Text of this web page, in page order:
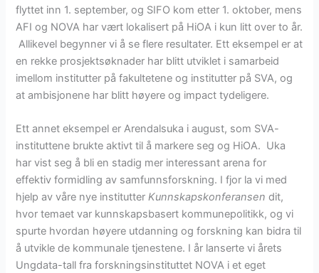
flyttet inn 1. september, og SIFO kom etter 1. oktober, mens
AFI og NOVA har vært lokalisert på HiOA i kun litt over to år.
Allikevel begynner vi å se flere resultater. Ett eksempel er at
en rekke prosjektsøknader har blitt utviklet i samarbeid
imellom institutter på fakultetene og institutter på SVA, og
at ambisjonene har blitt høyere og impact tydeligere.
Ett annet eksempel er Arendalsuka i august, som SVA-
instituttene brukte aktivt til å markere seg og HiOA. Uka
har vist seg å bli en stadig mer interessant arena for
effektiv formidling av samfunnsforskning. I fjor la vi med
hjelp av våre nye institutterKunnskapskonferansen dit,
hvor temaet var kunnskapsbasert kommunepolitikk, og vi
spurte hvordan høyere utdanning og forskning kan bidra til
å utvikle de kommunale tjenestene. I år lanserte vi årets
Ungdata-tall fra forskningsinstituttet NOVA i et eget